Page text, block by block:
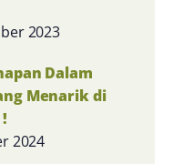
2023
Dalam
Menarik di
2024